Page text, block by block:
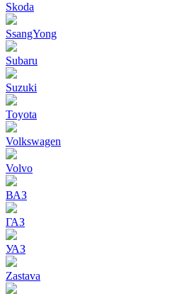
Skoda
SsangYong
Subaru
Suzuki
Toyota
Volkswagen
Volvo
ВАЗ
ГАЗ
УАЗ
Zastava